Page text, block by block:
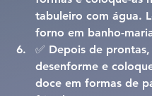
tabuleiro com água.
forno em banho-
✅ Depois de prontas,
desenforme e
doce em formas de